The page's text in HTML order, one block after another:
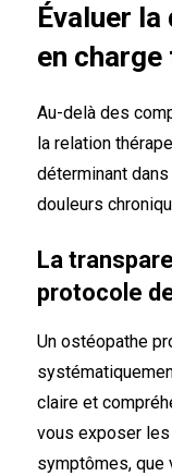
Évaluer
en
Au-delà des
la relation
déterminant
douleurs
La
protocole
Un ostéopathe
claire et
vous exposer les
symptômes,